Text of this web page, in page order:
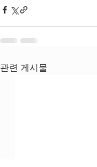
관련 게시물